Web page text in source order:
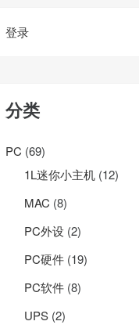
登录
分类
PC (69)
1L迷你小主机 (12)
MAC (8)
PC外设 (2)
PC硬件 (19)
PC软件 (8)
UPS (2)